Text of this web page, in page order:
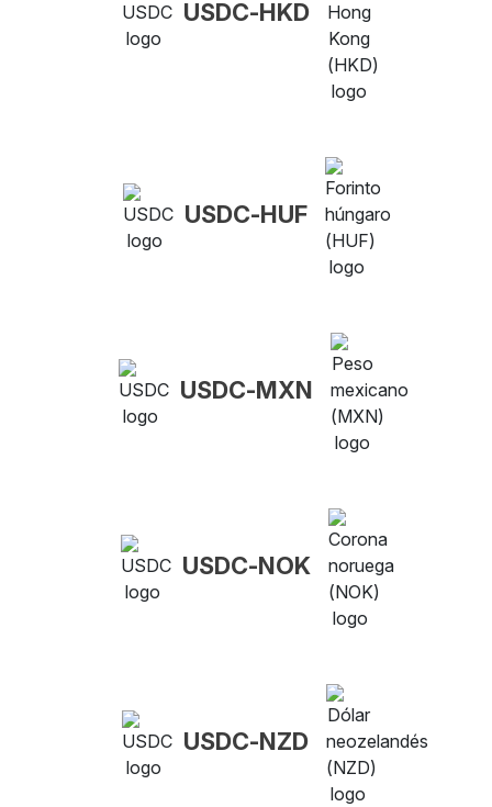
USDC-HKD
USDC-HUF
USDC-MXN
USDC-NOK
USDC-NZD